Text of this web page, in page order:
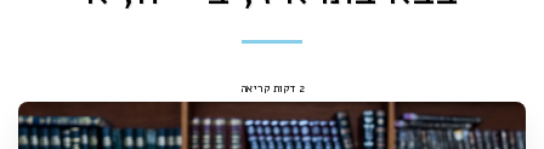
2 דקות קריאה